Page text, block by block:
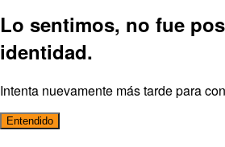
Lo sentimos, no fue
identidad.
Intenta nuevamente más tarde para
Entendido